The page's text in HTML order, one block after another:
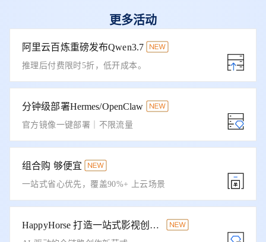
更多活动
阿里云百炼重磅发布Qwen3.7
推理后付费限时5折，低开成本。
分钟级部署Hermes/OpenClaw
官方镜像一键部署｜不限流量
组合购 够便宜
一站式省心优先，覆盖90%+ 上云场景
HappyHorse 打造一站式影视创作平台